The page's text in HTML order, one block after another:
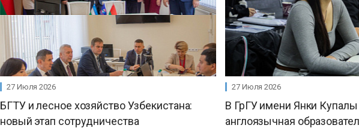
27 Июля 2026
БГТУ и лесное хозяйство Узбекистана:
новый этап сотрудничества
27 Июля 2026
В ГрГУ имени Янки Купалы
англоязычная